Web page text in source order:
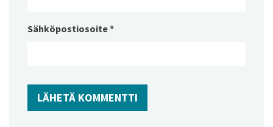
Sähköpostiosoite*